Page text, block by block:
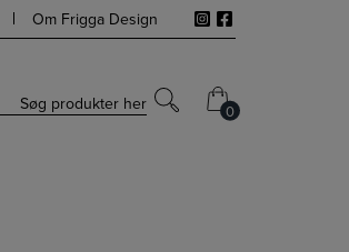
Om Frigga Design
Søg produkter her 0
0